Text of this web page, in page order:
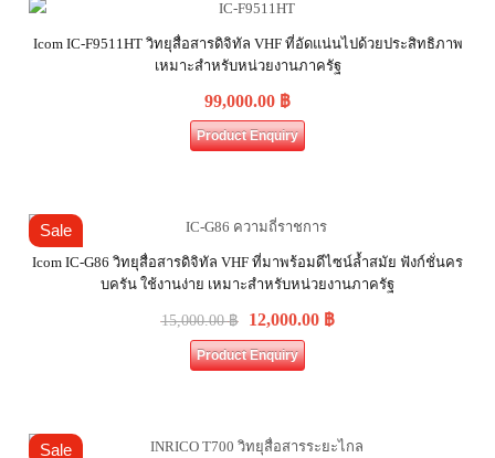
Icom IC-F9511HT วิทยุสื่อสารดิจิทัล VHF ที่อัดแน่นไปด้วยประสิทธิภาพ
เหมาะสำหรับหน่วยงานภาครัฐ
99,000.00 ฿
Product Enquiry
Sale
Icom IC-G86 วิทยุสื่อสารดิจิทัล VHF ที่มาพร้อมดีไซน์ล้ำสมัย ฟังก์ชั่นคร
บครัน ใช้งานง่าย เหมาะสำหรับหน่วยงานภาครัฐ
15,000.00฿ 12,000.00 ฿
Product Enquiry
Sale